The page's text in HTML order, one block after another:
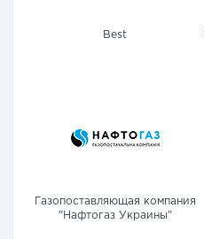
Best
Газопоставляющая компания
"Нафтогаз Украины"